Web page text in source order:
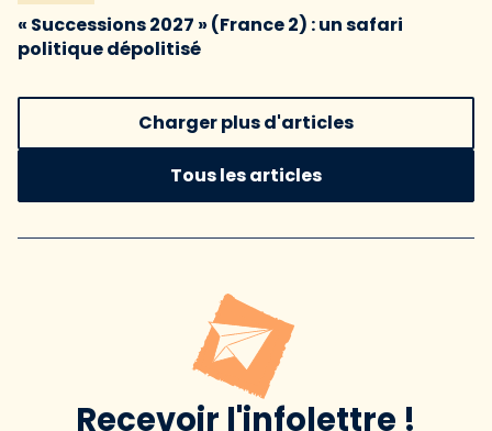
« Successions 2027 » (France 2) : un safari
politique dépolitisé
Charger plus d'articles
Tous les articles
Recevoir l'infolettre !